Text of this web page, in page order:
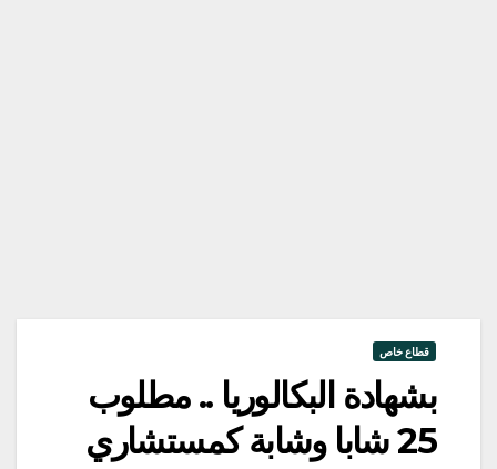
قطاع خاص
بشهادة البكالوريا .. مطلوب
25 شابا وشابة كمستشاري